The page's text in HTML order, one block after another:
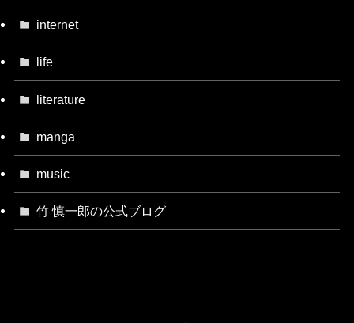
internet
life
literature
manga
music
竹 慎一郎の公式ブログ